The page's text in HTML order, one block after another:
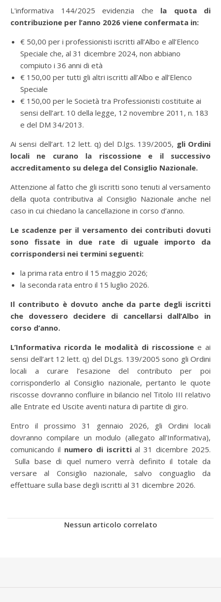
L'informativa 144/2025 evidenzia che la quota di
contribuzione per l’anno 2026 viene confermata in:
€ 50,00 per i professionisti iscritti all’Albo e all’Elenco
Speciale che, al 31 dicembre 2024, non abbiano
compiuto i 36 anni di età
€ 150,00 per tutti gli altri iscritti all’Albo e all’Elenco
Speciale
€ 150,00 per le Società tra Professionisti costituite ai
sensi dell’art. 10 della legge, 12 novembre 2011, n. 183
e del DM 34/2013.
Ai sensi dell’art. 12 lett. q) del D.lgs. 139/2005, gli Ordini
locali ne curano la riscossione e il successivo
accreditamento su delega del Consiglio Nazionale.
Attenzione al fatto che gli iscritti sono tenuti al versamento
della quota contributiva al Consiglio Nazionale anche nel
caso in cui chiedano la cancellazione in corso d’anno.
Le scadenze per il versamento dei contributi dovuti
sono fissate in due rate di uguale importo da
corrispondersi nei termini seguenti:
la prima rata entro il 15 maggio 2026;
la seconda rata entro il 15 luglio 2026.
Il contributo è dovuto anche da parte degli iscritti
che dovessero decidere di cancellarsi dall’Albo in
corso d’anno.
L’Informativa ricorda le modalità di riscossione e ai
sensi dell’art 12 lett. q) del DLgs. 139/2005 sono gli Ordini
locali a curare l’esazione del contributo per poi
corrisponderlo al Consiglio nazionale, pertanto le quote
riscosse dovranno confluire in bilancio nel Titolo III relativo
alle Entrate ed Uscite aventi natura di partite di giro.
Entro il prossimo 31 gennaio 2026, gli Ordini locali
dovranno compilare un modulo (allegato all’Informativa),
comunicando il numero di iscrittial 31 dicembre 2025.
Sulla base di quel numero verrà definito il totale da
versare al Consiglio nazionale, salvo conguaglio da
effettuare sulla base degli iscritti al 31 dicembre 2026.
Nessun articolo correlato